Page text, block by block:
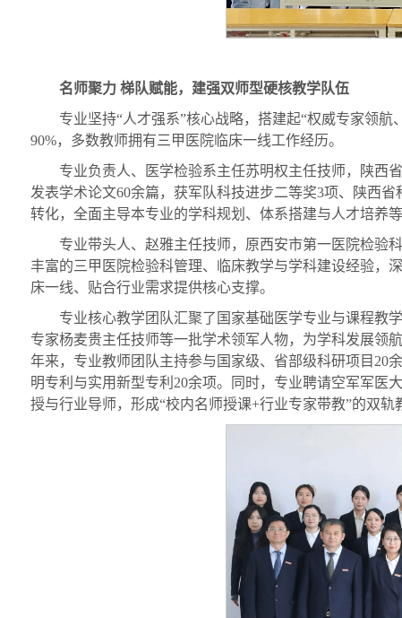
名师聚力 梯队赋能，建强双师型硬核教学队伍
专业坚持“人才强系”核心战略，搭建起“权威专家领
90%，多数教师拥有三甲医院临床一线工作经历。
专业负责人、医学检验系主任苏明权主任技师，陕西
发表学术论文60余篇，获军队科技进步二等奖3项、陕西
转化，全面主导本专业的学科规划、体系搭建与人才培养等
专业带头人、赵雅主任技师，原西安市第一医院检验
丰富的三甲医院检验科管理、临床教学与学科建设经验，
床一线、贴合行业需求提供核心支撑。
专业核心教学团队汇聚了国家基础医学专业与课程教
专家杨麦贵主任技师等一批学术领军人物，为学科发展领
年来，专业教师团队主持参与国家级、省部级科研项目20
明专利与实用新型专利20余项。同时，专业聘请空军军医
授与行业导师，形成“校内名师授课+行业专家带教”的双